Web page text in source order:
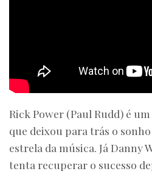
Rick Power (Paul Rudd) é
que deixou para trás o
estrela da música. Já Danny
tenta recuperar o sucesso